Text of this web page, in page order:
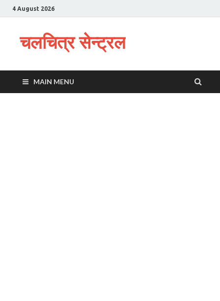
4 August 2026
चलचित्र सेन्ट्रल
MAIN MENU